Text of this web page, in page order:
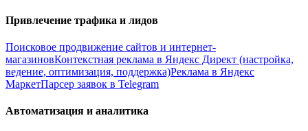
Привлечение трафика и лидов
Поисковое продвижение сайтов и интернет-
магазиновКонтекстная реклама в Яндекс Директ (настройка,
ведение, оптимизация, поддержка)Реклама в Яндекс
МаркетПарсер заявок в Telegram
Автоматизация и аналитика